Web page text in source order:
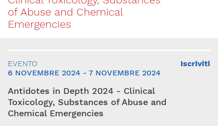
C.F. 96330980580
P.I. 06792491000
segreteria@sitox.org
CONTATTACI
of Abuse and Chemical
Emergencies
EVENTO
6 NOVEMBRE 2024 - 7 NOVEMBRE 2024
Antidotes in Depth 2024 - Clinical
Toxicology, Substances of Abuse and
Chemical Emergencies
Iscriviti